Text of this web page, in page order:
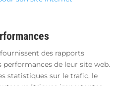
des rapports
performances de leur site web.
statistiques sur le trafic, le